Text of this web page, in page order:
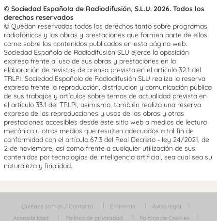
© Sociedad Española de Radiodifusión, S.L.U. 2026. Todos los
derechos reservados
© Quedan reservados todos los derechos tanto sobre programas
radiofónicos y las obras y prestaciones que formen parte de ellos,
como sobre los contenidos publicados en esta página web.
Sociedad Española de Radiodifusión SLU ejerce la oposición
expresa frente al uso de sus obras y prestaciones en la
elaboración de revistas de prensa prevista en el artículo 32.1 del
TRLPI. Sociedad Española de Radiodifusión SLU realiza la reserva
expresa frente la reproducción, distribución y comunicación pública
de sus trabajos y artículos sobre temas de actualidad prevista en
el artículo 33.1 del TRLPI, asimismo, también realiza una reserva
expresa de las reproducciones y usos de las obras y otras
prestaciones accesibles desde este sitio web a medios de lectura
mecánica u otros medios que resulten adecuados a tal fin de
conformidad con el artículo 67.3 del Real Decreto - ley 24/2021, de
2 de noviembre, así como frente a cualquier utilización de sus
contenidos por tecnologías de inteligencia artificial, sea cual sea su
naturaleza y finalidad.
Quiénes somos / Contacta Emisoras
Aviso legal
Accesibilidad
Política de privacidad Política de Cookies